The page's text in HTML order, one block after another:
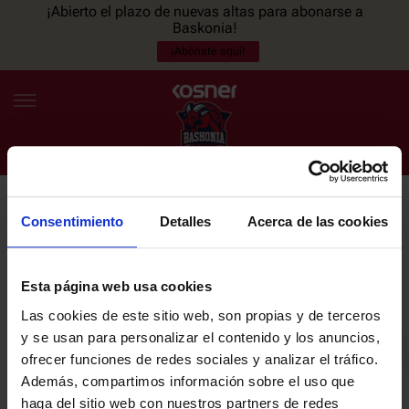
Consentimiento Detalles Acerca de las cookies
Esta página web usa cookies
Las cookies de este sitio web, son propias y de terceros
y se usan para personalizar el contenido y los anuncios,
ofrecer funciones de redes sociales y analizar el tráfico.
Además, compartimos información sobre el uso que
haga del sitio web con nuestros partners de redes
¡Abierto el plazo de nuevas altas para abonarse a
Baskonia!
¡Abónate aquí!
ES EU
NOTICIAS
PLANTILLA
ENTRADAS
NEWSLETTER
últimas noticias y promociones del club.
Email
He leído y acepto laPolítica de privacidaddel SASKI BASKONIA